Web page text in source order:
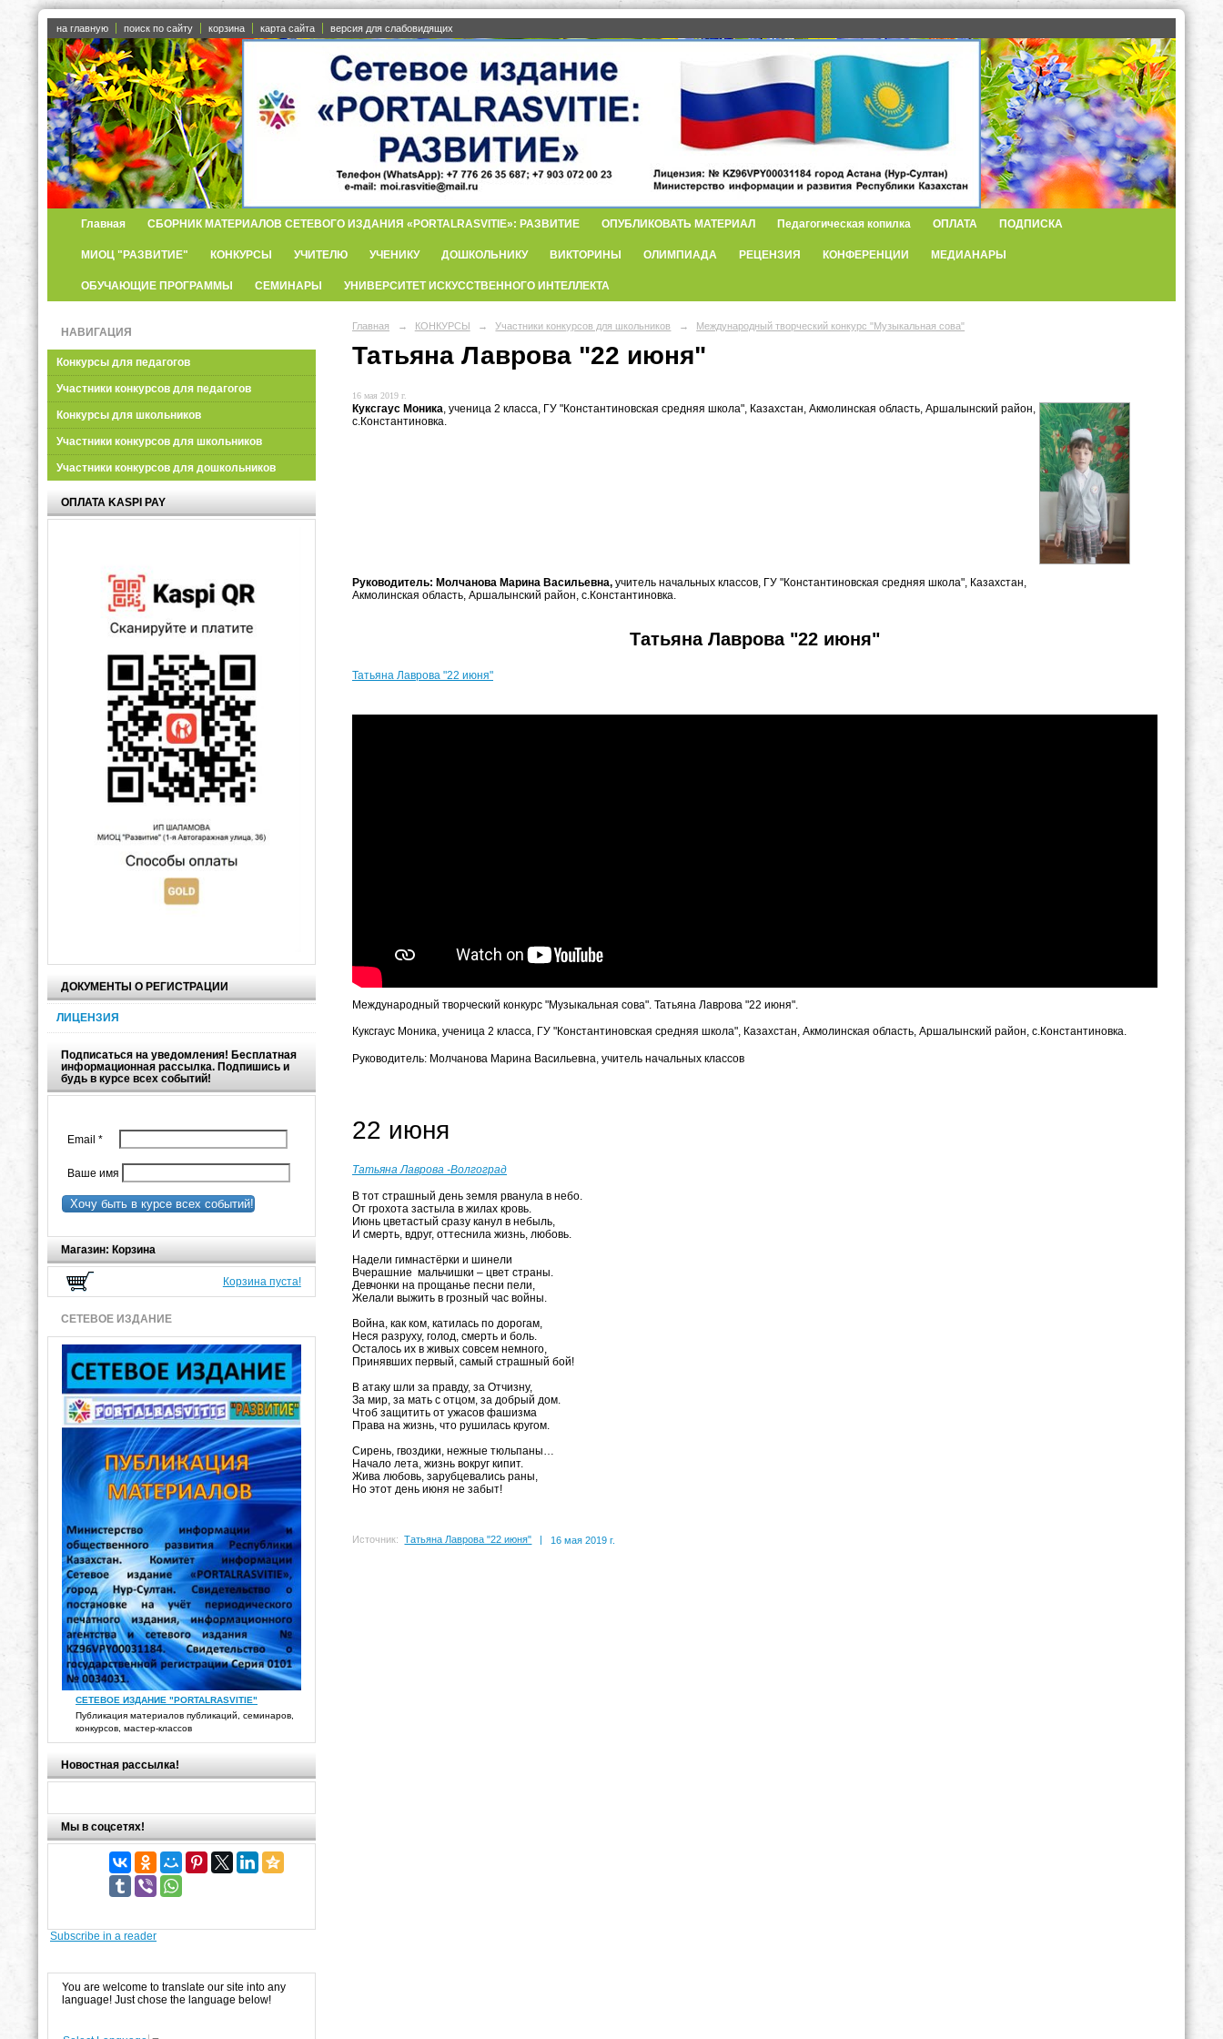
на главную поиск по сайту корзина карта сайта версия для слабовидящих
Главная СБОРНИК МАТЕРИАЛОВ СЕТЕВОГО ИЗДАНИЯ «PORTALRASVITIE»: РАЗВИТИЕ ОПУБЛИКОВАТЬ МАТЕРИАЛ Педагогическая копилка ОПЛАТА ПОДПИСКА
МИОЦ "РАЗВИТИЕ" КОНКУРСЫ УЧИТЕЛЮ УЧЕНИКУ ДОШКОЛЬНИКУ ВИКТОРИНЫ ОЛИМПИАДА РЕЦЕНЗИЯ КОНФЕРЕНЦИИ МЕДИАНАРЫ
ОБУЧАЮЩИЕ ПРОГРАММЫ СЕМИНАРЫ УНИВЕРСИТЕТ ИСКУССТВЕННОГО ИНТЕЛЛЕКТА
НАВИГАЦИЯ
Конкурсы для педагогов
Участники конкурсов для педагогов
Конкурсы для школьников
Участники конкурсов для школьников
Участники конкурсов для дошкольников
ОПЛАТА KASPI PAY
ДОКУМЕНТЫ О РЕГИСТРАЦИИ
ЛИЦЕНЗИЯ
Подписаться на уведомления! Бесплатная
информационная рассылка. Подпишись и
будь в курсе всех событий!
Email *
Ваше имя
Хочу быть в курсе всех событий!
Магазин: Корзина
Корзина пуста!
СЕТЕВОЕ ИЗДАНИЕ
СЕТЕВОЕ ИЗДАНИЕ "PORTALRASVITIE"
Публикация материалов публикаций, семинаров,
конкурсов, мастер-классов
Новостная рассылка!
Мы в соцсетях!
Subscribe in a reader
You are welcome to translate our site into any
language! Just chose the language below!
Главная → КОНКУРСЫ → Участники конкурсов для школьников → Международный творческий конкурс "Музыкальная сова"
Татьяна Лаврова "22 июня"
16 мая 2019 г.
Куксгаус Моника , ученица 2 класса, ГУ "Константиновская средняя школа", Казахстан, Акмолинская область, Аршалынский район,
с.Константиновка.
Руководитель: Молчанова Марина Васильевна, учитель начальных классов, ГУ "Константиновская средняя школа", Казахстан,
Акмолинская область, Аршалынский район, с.Константиновка.
Татьяна Лаврова "22 июня"
Татьяна Лаврова "22 июня"
Международный творческий конкурс "Музыкальная сова". Татьяна Лаврова "22 июня".
Куксгаус Моника, ученица 2 класса, ГУ "Константиновская средняя школа", Казахстан, Акмолинская область, Аршалынский район, с.Константиновка.
Руководитель: Молчанова Марина Васильевна, учитель начальных классов
22 июня
Татьяна Лаврова -Волгоград
В тот страшный день земля рванула в небо.
От грохота застыла в жилах кровь.
Июнь цветастый сразу канул в небыль,
И смерть, вдруг, оттеснила жизнь, любовь.
Надели гимнастёрки и шинели
Вчерашние мальчишки – цвет страны.
Девчонки на прощанье песни пели,
Желали выжить в грозный час войны.
Война, как ком, катилась по дорогам,
Неся разруху, голод, смерть и боль.
Осталось их в живых совсем немного,
Принявших первый, самый страшный бой!
В атаку шли за правду, за Отчизну,
За мир, за мать с отцом, за добрый дом.
Чтоб защитить от ужасов фашизма
Права на жизнь, что рушилась кругом.
Сирень, гвоздики, нежные тюльпаны…
Начало лета, жизнь вокруг кипит.
Жива любовь, зарубцевались раны,
Но этот день июня не забыт!
Источник: Татьяна Лаврова "22 июня" | 16 мая 2019 г.